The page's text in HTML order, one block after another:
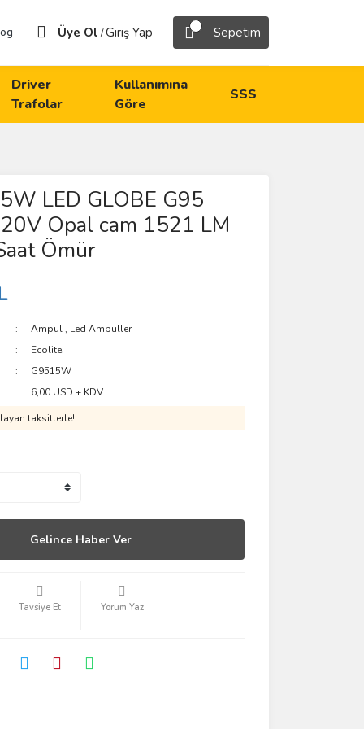
Üye Ol /Giriş Yap Sepetim
Driver
Trafolar
Kullanımına
Göre
SSS
LED GLOBE G95
Opal cam 1521 LM
Ömür
Ampul , Led Ampuller
Ecolite
G9515W
6,00 USD + KDV
taksitlerle!
Gelince Haber Ver
Tavsiye Et Yorum Yaz